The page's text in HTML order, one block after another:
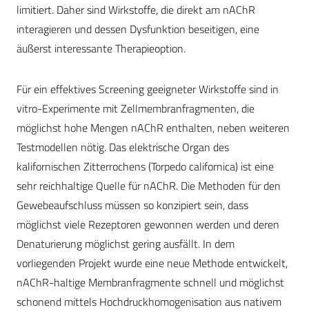
limitiert. Daher sind Wirkstoffe, die direkt am nAChR
interagieren und dessen Dysfunktion beseitigen, eine
äußerst interessante Therapieoption.
Für ein effektives Screening geeigneter Wirkstoffe sind in
vitro-Experimente mit Zellmembranfragmenten, die
möglichst hohe Mengen nAChR enthalten, neben weiteren
Testmodellen nötig. Das elektrische Organ des
kalifornischen Zitterrochens (Torpedo californica) ist eine
sehr reichhaltige Quelle für nAChR. Die Methoden für den
Gewebeaufschluss müssen so konzipiert sein, dass
möglichst viele Rezeptoren gewonnen werden und deren
Denaturierung möglichst gering ausfällt. In dem
vorliegenden Projekt wurde eine neue Methode entwickelt,
nAChR-haltige Membranfragmente schnell und möglichst
schonend mittels Hochdruckhomogenisation aus nativem